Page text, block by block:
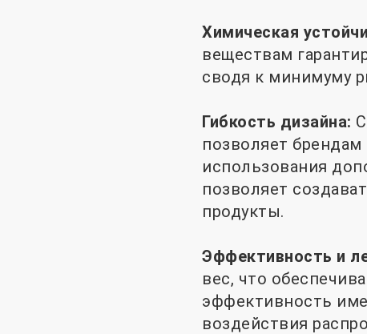
Химическая
веществам
сводя к минимуму
Гибкость дизайна:
позволяет
использования
позволяет
продукты.
Эффективность и
вес, что
эффективность
воздействия